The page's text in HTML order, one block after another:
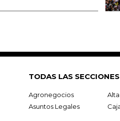
TODAS LAS SECCIONES
Agronegocios
Asuntos Legales